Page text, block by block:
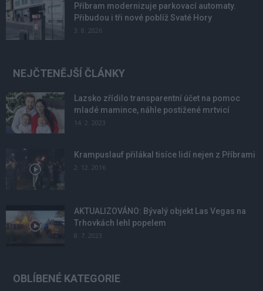
Příbram modernizuje parkovací automaty.
Přibudou i tři nové poblíž Svaté Hory
3. 8. 2026
NEJČTENĚJŠÍ ČLÁNKY
Lazsko zřídilo transparentní účet na pomoc
mladé mamince, náhle postižené mrtvicí
14. 2. 2023
Krampuslauf přilákal tisíce lidí nejen z Příbrami
2. 12. 2016
AKTUALIZOVÁNO: Bývalý objekt Las Vegas na
Trhovkách lehl popelem
8. 7. 2023
OBLÍBENÉ KATEGORIE